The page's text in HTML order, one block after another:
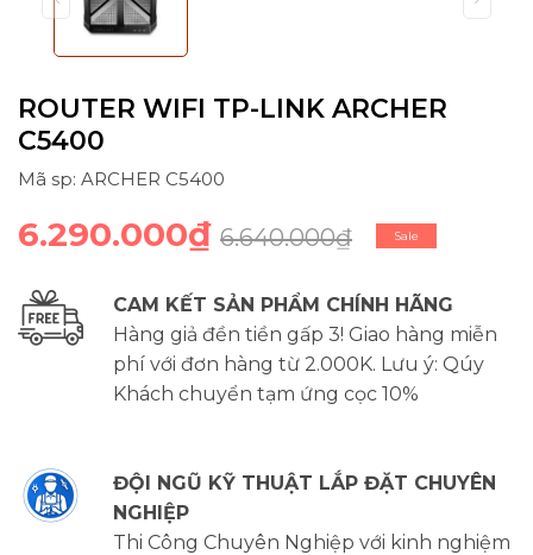
ROUTER WIFI TP-LINK ARCHER
C5400
Mã sp: ARCHER C5400
6.290.000₫ 6.640.000₫ Sale
CAM KẾT SẢN PHẨM CHÍNH HÃNG
Hàng giả đền tiền gấp 3! Giao hàng miễn
phí với đơn hàng từ 2.000K. Lưu ý: Qúy
Khách chuyển tạm ứng cọc 10%
ĐỘI NGŨ KỸ THUẬT LẮP ĐẶT CHUYÊN
NGHIỆP
Thi Công Chuyên Nghiệp với kinh nghiệm